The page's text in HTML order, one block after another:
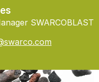
SWARCOBLAST